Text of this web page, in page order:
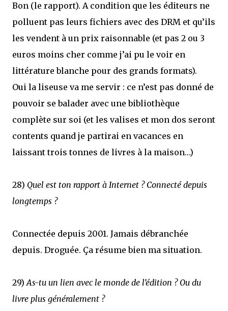
Bon (le rapport). A condition que les éditeurs ne
polluent pas leurs fichiers avec des DRM et qu’ils
les vendent à un prix raisonnable (et pas 2 ou 3
euros moins cher comme j’ai pu le voir en
littérature blanche pour des grands formats).
Oui la liseuse va me servir : ce n’est pas donné de
pouvoir se balader avec une bibliothèque
complète sur soi (et les valises et mon dos seront
contents quand je partirai en vacances en
laissant trois tonnes de livres à la maison…)
28) Quel est ton rapport à Internet ? Connecté depuis
longtemps ?
Connectée depuis 2001. Jamais débranchée
depuis. Droguée. Ça résume bien ma situation.
29)As-tu un lien avec le monde de l’édition ? Ou du
livre plus généralement ?